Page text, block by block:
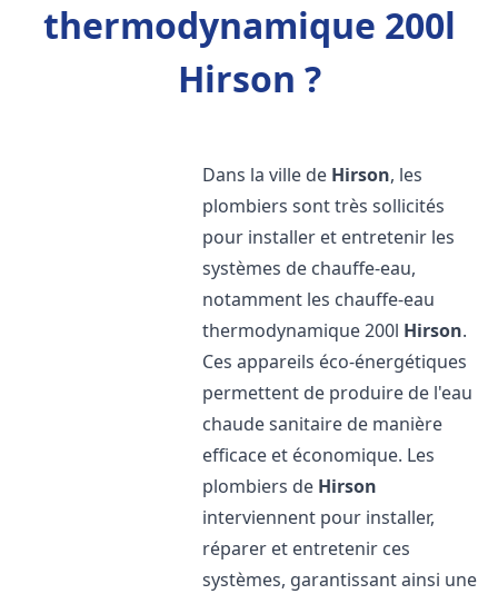
thermodynamique 200l
Hirson ?
Dans la ville de Hirson, les
plombiers sont très sollicités
pour installer et entretenir les
systèmes de chauffe-eau,
notamment les chauffe-eau
thermodynamique 200l Hirson.
Ces appareils éco-énergétiques
permettent de produire de l'eau
chaude sanitaire de manière
efficace et économique. Les
plombiers de Hirson
interviennent pour installer,
réparer et entretenir ces
systèmes, garantissant ainsi une